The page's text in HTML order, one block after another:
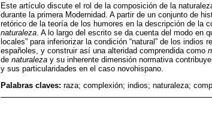
Este artículo discute el rol de la composición de la
durante la primera Modernidad. A partir de un conjunto de
retórico de la teoría de los humores en la descripción de la
naturaleza . A lo largo del escrito se da cuenta del modo en
locales” para inferiorizar la condición “natural” de los
españoles, y construir así una alteridad comprendida como
de naturaleza y su inherente dimensión normativa
y sus particularidades en el caso novohispano.
Palabras claves: raza; complexión; indios; naturaleza;